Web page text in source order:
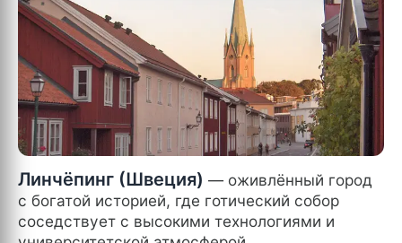
Линчёпинг (Швеция) — оживлённый город
с богатой историей, где готический собор
соседствует с высокими технологиями и